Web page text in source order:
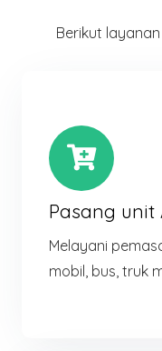
Berikut
Pasang unit
Melayani
mobil, bus, truk